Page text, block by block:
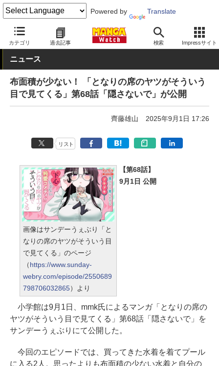
Powered by Translate
カテゴリ 過去記事 検索 Impressサイト
MANGA Watch 少年
ニュース
布面積が少ない！ 「となりの席のヤツがそういう
目で見てくる」第68話「隠さないで」が公開
齊藤雄山 2025年9月1日 17:26
リスト
画像はサンデーうぇぶり「と
なりの席のヤツがそういう目
で見てくる」のページ
（https://www.sunday-
webry.com/episode/2550689
798706032865）より
【第68話】
9月1日 公開
小学館は9月1日、mmk氏によるマンガ「となりの席の
ヤツがそういう目で見てくる」第68話「隠さないで」を
サンデーうぇぶりにて公開した。
今回のエピソードでは、買ってきた水着を着てプール
に入る2人。思ったよりも布面積の少ない水着と自分の